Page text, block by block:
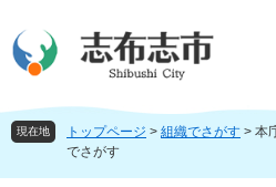
ジ
頭
ュ
飛現在地 トップページ > 組織でさがす > 本
でさがす